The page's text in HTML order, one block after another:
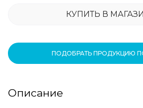
КУПИТЬ В
ПОДОБРАТЬ ПРОДУКЦИЮ
Описание